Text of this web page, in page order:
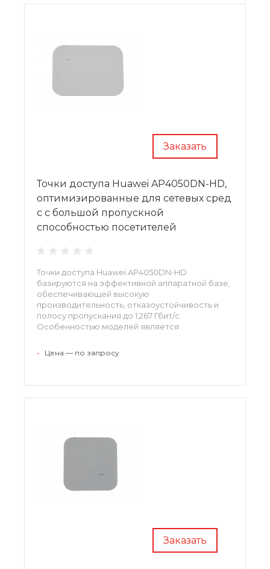
Заказать
Точки доступа Huawei AP4050DN-HD,
оптимизированные для сетевых сред
с с большой пропускной
способностью посетителей
Точки доступа Huawei AP4050DN-HD
базируются на эффективной аппаратной базе,
обеспечивающей высокую
производительность, отказоустойчивость и
полосу пропускания до 1,267 Гбит/с.
Особенностью моделей является
использовать их для зон с высокой плотностью
• Цена — по запросу
Заказать